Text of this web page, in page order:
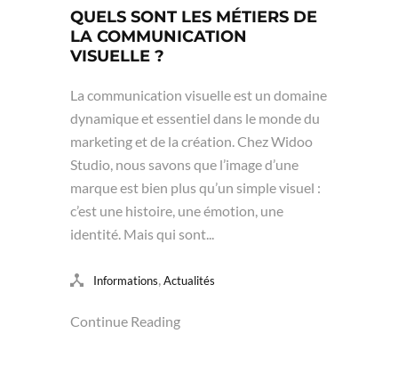
QUELS SONT LES MÉTIERS DE
LA COMMUNICATION
VISUELLE ?
La communication visuelle est un domaine
dynamique et essentiel dans le monde du
marketing et de la création. Chez Widoo
Studio, nous savons que l’image d’une
marque est bien plus qu’un simple visuel :
c’est une histoire, une émotion, une
identité. Mais qui sont...
Informations,Actualités
Continue Reading